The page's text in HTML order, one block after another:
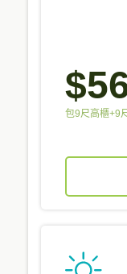
包9尺高櫃+9